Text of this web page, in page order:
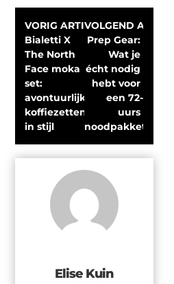
VORIG ARTIKEL
Bialetti X
The North
Face moka
set:
avontuurlijk
koffiezetten
in stijl
VOLGEND ARTIKEL
Prep Gear:
Wat je
écht nodig
hebt voor
een 72-
uurs
noodpakket
Elise Kuin